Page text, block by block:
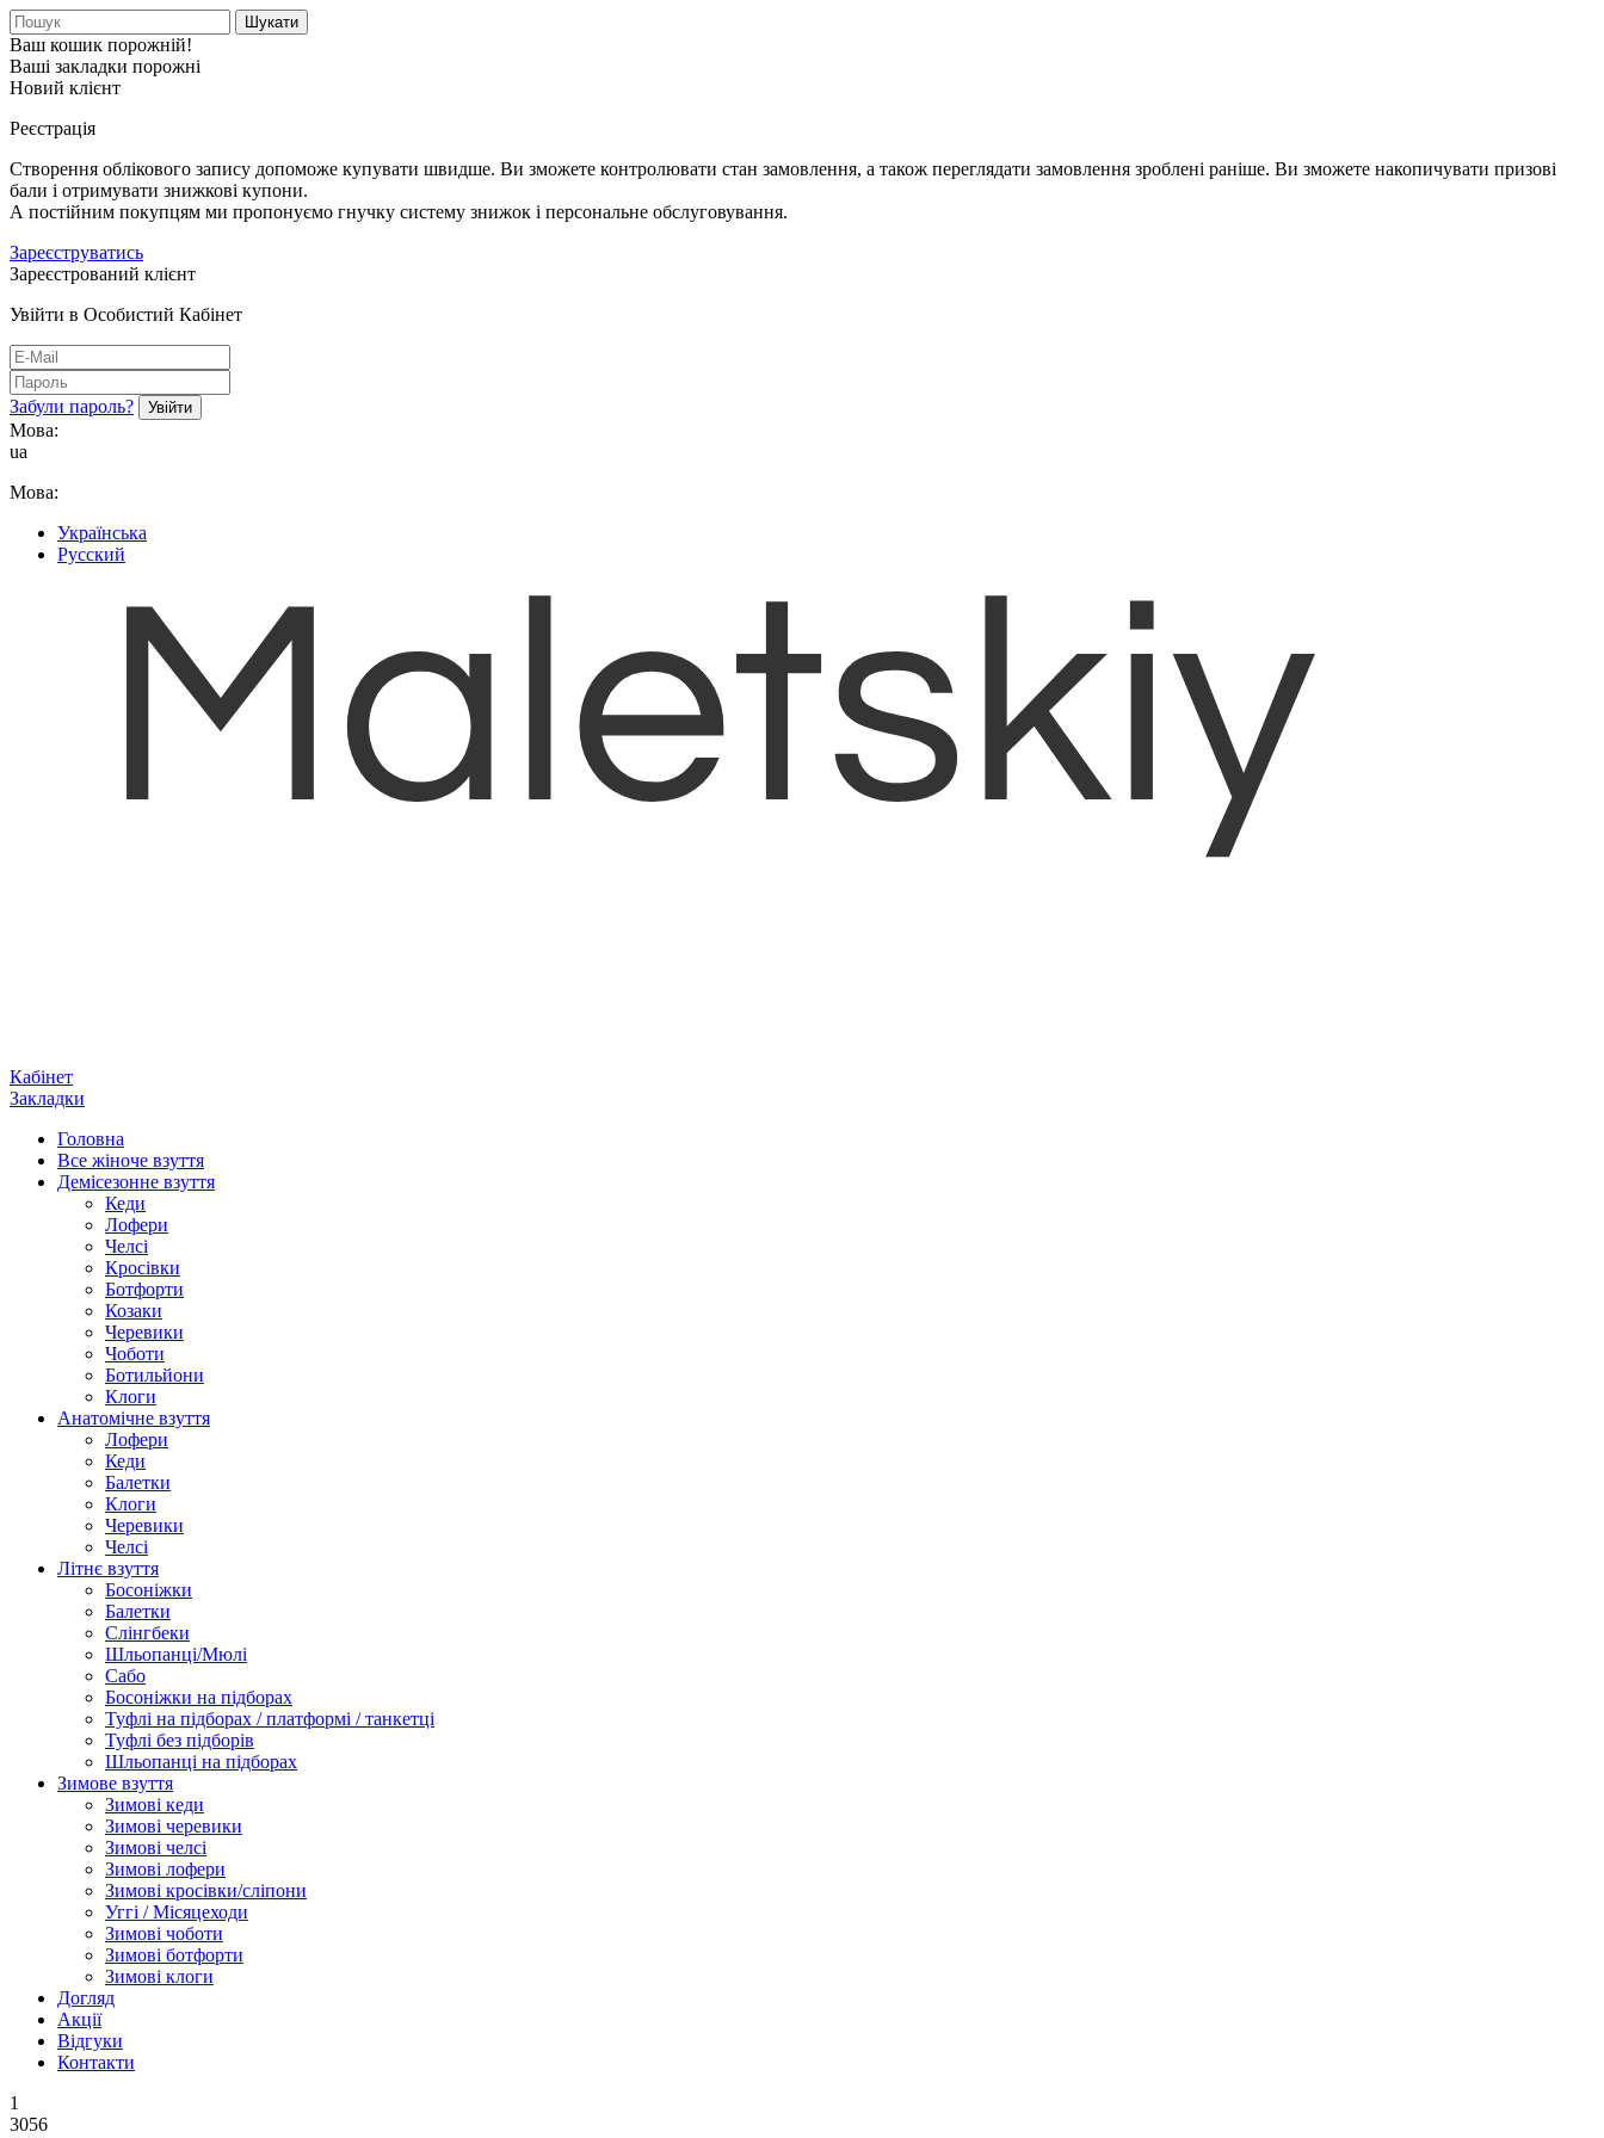
Шукати
Ваш кошик порожній!
Ваші закладки порожні
Новий клієнт
Реєстрація
Створення облікового запису допоможе купувати швидше. Ви зможете контролювати стан замовлення, а також переглядати замовлення зроблені раніше. Ви зможете накопичувати призові
бали і отримувати знижкові купони.
А постійним покупцям ми пропонуємо гнучку систему знижок і персональне обслуговування.
Зареєструватись
Зареєстрований клієнт
Увійти в Особистий Кабінет
Забули пароль?
Мова:
ua
Мова:
Українська
Русский
Кабінет
Закладки
Головна
Все жіноче взуття
Демісезонне взуття
Кеди
Лофери
Челсі
Кросівки
Ботфорти
Козаки
Черевики
Чоботи
Ботильйони
Клоги
Анатомічне взуття
Лофери
Кеди
Балетки
Клоги
Черевики
Челсі
Літнє взуття
Босоніжки
Балетки
Слінгбеки
Шльопанці/Мюлі
Сабо
Босоніжки на підборах
Туфлі на підборах / платформі / танкетці
Туфлі без підборів
Шльопанці на підборах
Зимове взуття
Зимові кеди
Зимові черевики
Зимові челсі
Зимові лофери
Зимові кросівки/сліпони
Уггі / Місяцеходи
Зимові чоботи
Зимові ботфорти
Зимові клоги
Догляд
Акції
Відгуки
Контакти
1
3056